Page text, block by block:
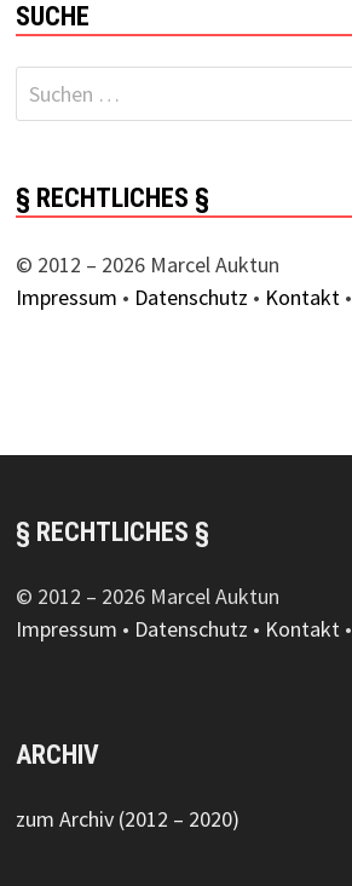
SUCHE
Suchen
nach:
§ RECHTLICHES §
© 2012 – 2026 Marcel Auktun
Impressum • Datenschutz • Kontakt•
§ RECHTLICHES §
© 2012 – 2026 Marcel Auktun
Impressum • Datenschutz • Kontakt•
ARCHIV
zum Archiv (2012 – 2020)